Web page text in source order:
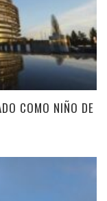
COMO NIÑO DE